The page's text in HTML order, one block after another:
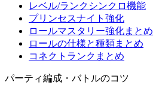
レベル/ランクシンクロ機能
プリンセスナイト強化
ロールマスタリー強化まとめ
ロールの仕様と種類まとめ
コネクトランクまとめ
パーティ編成・バトルのコツ